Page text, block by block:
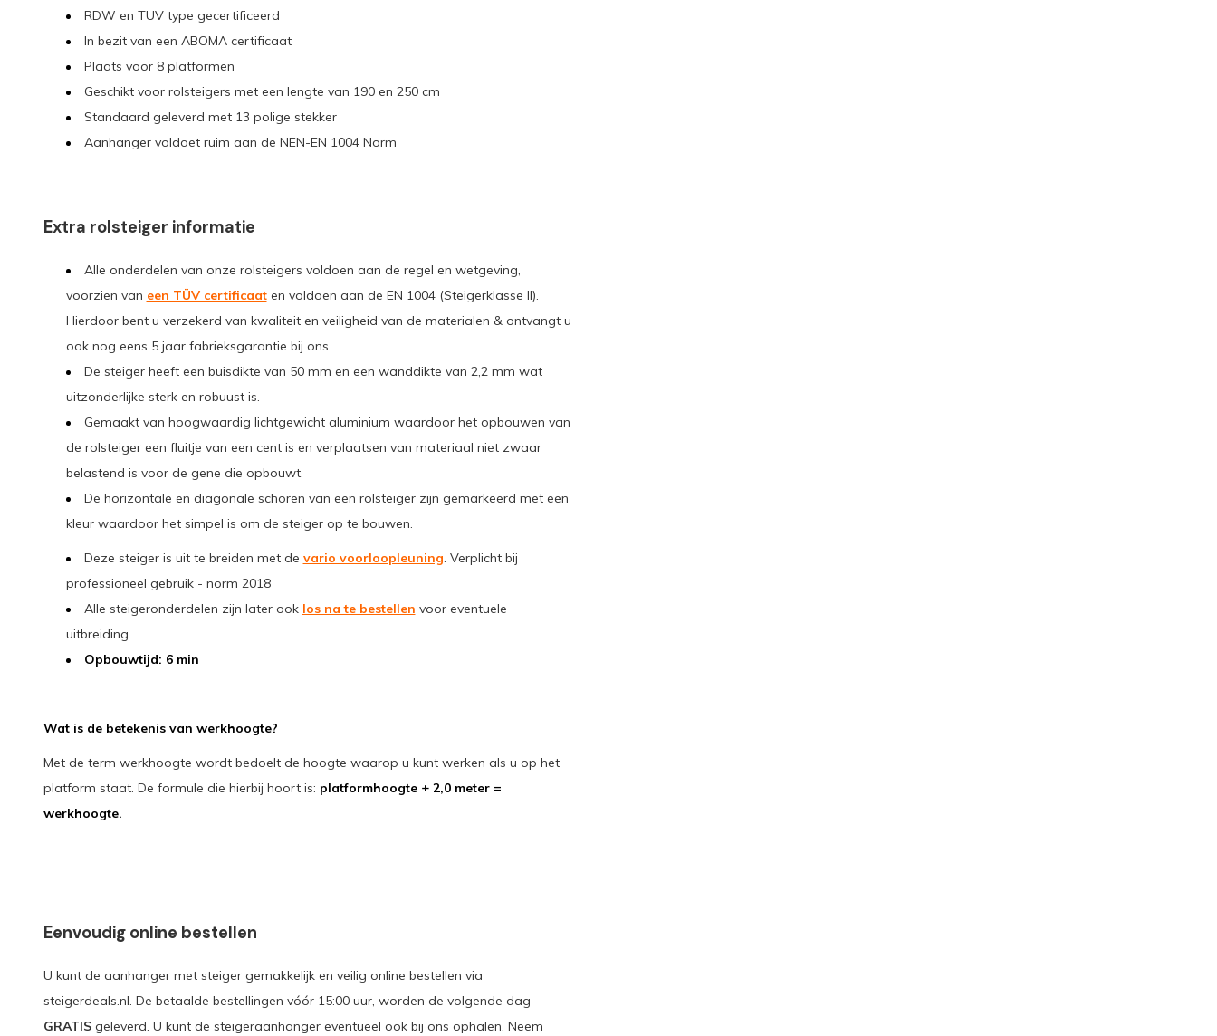
RDW en TUV type gecertificeerd
In bezit van een ABOMA certificaat
Plaats voor 8 platformen
Geschikt voor rolsteigers met een lengte van 190 en 250 cm
Standaard geleverd met 13 polige stekker
Aanhanger voldoet ruim aan de NEN-EN 1004 Norm
Extra rolsteiger informatie
Alle onderdelen van onze rolsteigers voldoen aan de regel en wetgeving,
voorzien van een TÜV certificaaten voldoen aan de EN 1004 (Steigerklasse II).
Hierdoor bent u verzekerd van kwaliteit en veiligheid van de materialen & ontvangt u
ook nog eens 5 jaar fabrieksgarantie bij ons.
De steiger heeft een buisdikte van 50 mm en een wanddikte van 2,2 mm wat
uitzonderlijke sterk en robuust is.
Gemaakt van hoogwaardig lichtgewicht aluminium waardoor het opbouwen van
de rolsteiger een fluitje van een cent is en verplaatsen van materiaal niet zwaar
belastend is voor de gene die opbouwt.
De horizontale en diagonale schoren van een rolsteiger zijn gemarkeerd met een
kleur waardoor het simpel is om de steiger op te bouwen.
Deze steiger is uit te breiden met de vario voorloopleuning. Verplicht bij
professioneel gebruik - norm 2018
Alle steigeronderdelen zijn later ook los na te bestellen voor eventuele
uitbreiding.
Opbouwtijd: 6 min
Wat is de betekenis van werkhoogte?
Met de term werkhoogte wordt bedoelt de hoogte waarop u kunt werken als u op het
platform staat. De formule die hierbij hoort is: platformhoogte + 2,0 meter =
werkhoogte.
Eenvoudig online bestellen
U kunt de aanhanger met steiger gemakkelijk en veilig online bestellen via
steigerdeals.nl. De betaalde bestellingen vóór 15:00 uur, worden de volgende dag
GRATISgeleverd. U kunt de steigeraanhanger eventueel ook bij ons ophalen. Neem